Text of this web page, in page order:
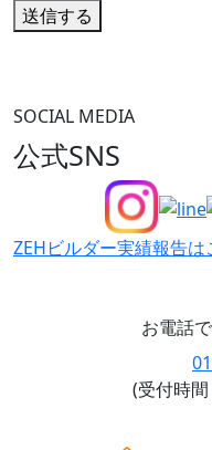
送信する
SOCIAL MEDIA
公式SNS
ZEHビルダー実績報告は
お電話
(受付時